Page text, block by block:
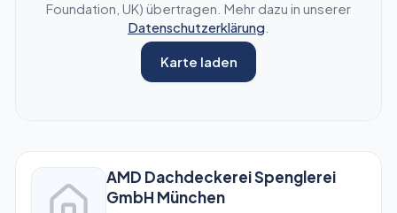
Foundation, UK) übertragen. Mehr dazu in unserer
Datenschutzerklärung
Karte laden
AMD Dachdeckerei Spenglerei
GmbH München